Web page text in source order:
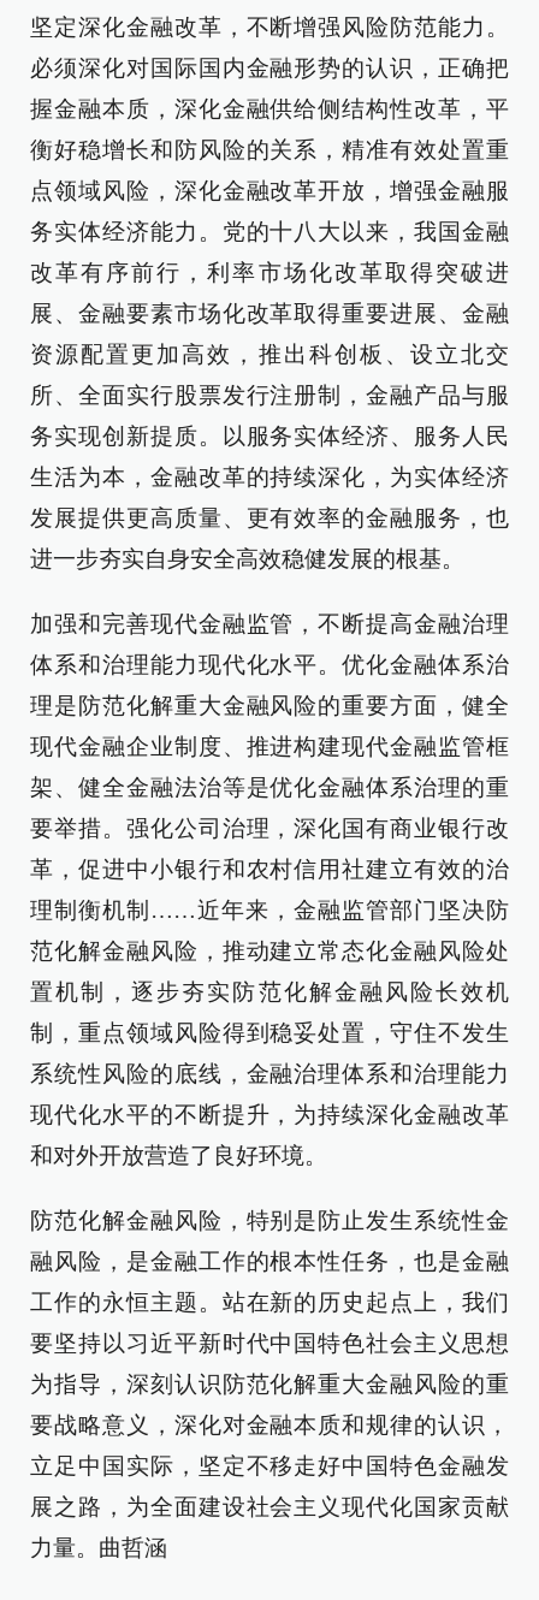
坚定深化金融改革，不断增强风险防范能力。
必须深化对国际国内金融形势的认识，正确把
握金融本质，深化金融供给侧结构性改革，平
衡好稳增长和防风险的关系，精准有效处置重
点领域风险，深化金融改革开放，增强金融服
务实体经济能力。党的十八大以来，我国金融
改革有序前行，利率市场化改革取得突破进
展、金融要素市场化改革取得重要进展、金融
资源配置更加高效，推出科创板、设立北交
所、全面实行股票发行注册制，金融产品与服
务实现创新提质。以服务实体经济、服务人民
生活为本，金融改革的持续深化，为实体经济
发展提供更高质量、更有效率的金融服务，也
进一步夯实自身安全高效稳健发展的根基。
加强和完善现代金融监管，不断提高金融治理
体系和治理能力现代化水平。优化金融体系治
理是防范化解重大金融风险的重要方面，健全
现代金融企业制度、推进构建现代金融监管框
架、健全金融法治等是优化金融体系治理的重
要举措。强化公司治理，深化国有商业银行改
革，促进中小银行和农村信用社建立有效的治
理制衡机制……近年来，金融监管部门坚决防
范化解金融风险，推动建立常态化金融风险处
置机制，逐步夯实防范化解金融风险长效机
制，重点领域风险得到稳妥处置，守住不发生
系统性风险的底线，金融治理体系和治理能力
现代化水平的不断提升，为持续深化金融改革
和对外开放营造了良好环境。
防范化解金融风险，特别是防止发生系统性金
融风险，是金融工作的根本性任务，也是金融
工作的永恒主题。站在新的历史起点上，我们
要坚持以习近平新时代中国特色社会主义思想
为指导，深刻认识防范化解重大金融风险的重
要战略意义，深化对金融本质和规律的认识，
立足中国实际，坚定不移走好中国特色金融发
展之路，为全面建设社会主义现代化国家贡献
力量。曲哲涵